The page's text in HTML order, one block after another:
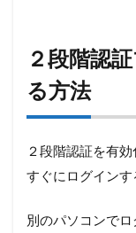
２段階認
る方法
２段階認証を有
すぐにログインす
別のパソコンで